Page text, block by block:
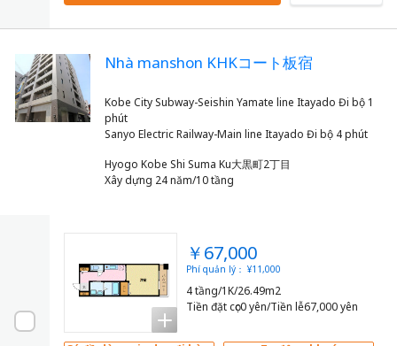
Nhà manshon KHKコート板宿
Kobe City Subway-Seishin Yamate line Itayado Đi bộ 1
phút
Hyogo Kobe Shi Suma Ku大黒町2丁目
Xây dựng 24 năm/10 tầng
￥67,000
Phí quản lý： ¥11,000
4 tầng/1K/26.49m2
Tiền đặt cọc0 yên/Tiền lễ67,000 yên